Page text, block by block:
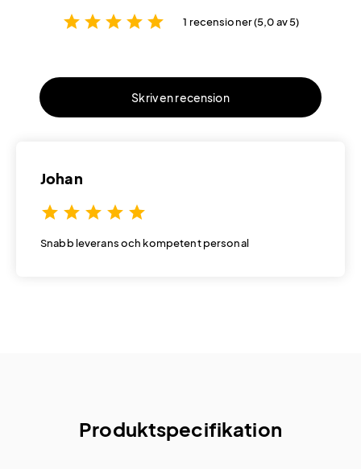
star star star star star 1 recensioner (5,0 av 5)
Skriv en recension
star star star star star
Johan
Snabb leverans och kompetent personal
Produktspecifikation